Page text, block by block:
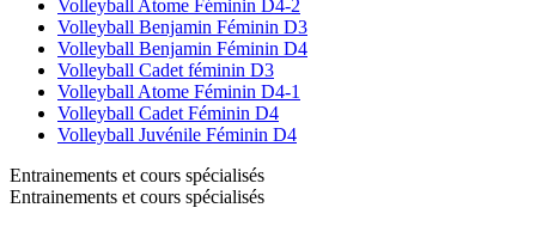
Volleyball Atome Féminin D4-2
Volleyball Benjamin Féminin D3
Volleyball Benjamin Féminin D4
Volleyball Cadet féminin D3
Volleyball Atome Féminin D4-1
Volleyball Cadet Féminin D4
Volleyball Juvénile Féminin D4
Entrainements et cours spécialisés
Entrainements et cours spécialisés